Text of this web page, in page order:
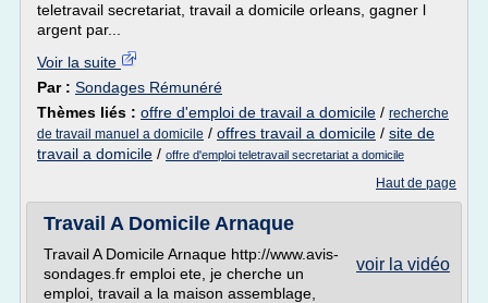
teletravail secretariat, travail a domicile orleans, gagner l
argent par...
Voir la suite
Par : Sondages Rémunéré
Thèmes liés : offre d'emploi de travail a domicile / recherche
de travail manuel a domicile / offres travail a domicile / site de
travail a domicile / offre d'emploi teletravail secretariat a domicile
Haut de page
Travail A Domicile Arnaque
voir la vidéo
Travail A Domicile Arnaque http://www.avis-
sondages.fr emploi ete, je cherche un
emploi, travail a la maison assemblage,